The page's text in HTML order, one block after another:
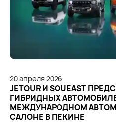
20апреля2026
JETOUR И SOUEAST
ГИБРИДНЫХ
МЕЖДУНАРОДНОМ
САЛОНЕ В ПЕКИНЕ